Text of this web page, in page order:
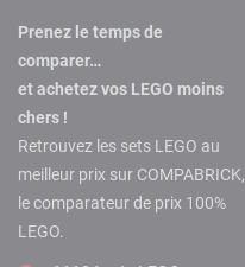
Prenez le temps de
comparer…
et achetez vos LEGO moins
chers !
Retrouvez les sets LEGO au
meilleur prix sur COMPABRICK,
le comparateur de prix 100%
LEGO.